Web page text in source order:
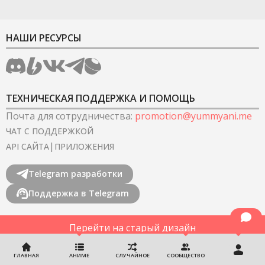
ГЛАВНАЯ АНИМЕ СЛУЧАЙНОЕ СООБЩЕСТВО
НАШИ РЕСУРСЫ
ТЕХНИЧЕСКАЯ ПОДДЕРЖКА И ПОМОЩЬ
Почта для сотрудничества: promotion@yummyani.me
ЧАТ С ПОДДЕРЖКОЙ
API САЙТА| ПРИЛОЖЕНИЯ
Telegram разработки
Поддержка в Telegram
Перейти на старый дизайн
©2022-2026YummyAnime.Все права защищены